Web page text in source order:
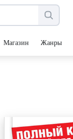
Магазин Жанры